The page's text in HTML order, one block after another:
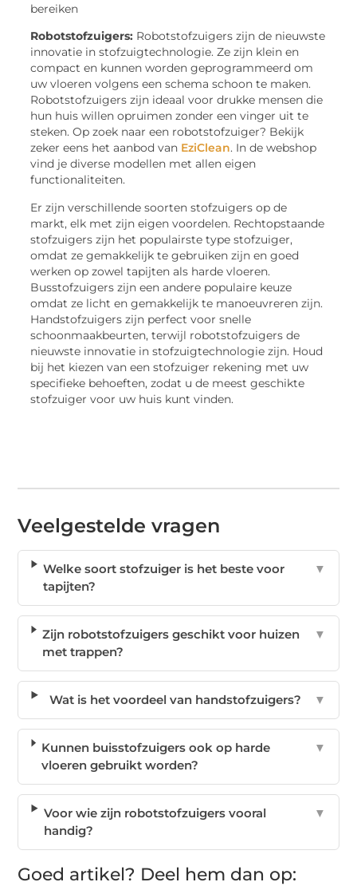
bereiken
Robotstofzuigers: Robotstofzuigers zijn de nieuwste
innovatie in stofzuigtechnologie. Ze zijn klein en
compact en kunnen worden geprogrammeerd om
uw vloeren volgens een schema schoon te maken.
Robotstofzuigers zijn ideaal voor drukke mensen die
hun huis willen opruimen zonder een vinger uit te
steken. Op zoek naar een robotstofzuiger? Bekijk
zeker eens het aanbod van EziClean. In de webshop
vind je diverse modellen met allen eigen
functionaliteiten.
Er zijn verschillende soorten stofzuigers op de
markt, elk met zijn eigen voordelen. Rechtopstaande
stofzuigers zijn het populairste type stofzuiger,
omdat ze gemakkelijk te gebruiken zijn en goed
werken op zowel tapijten als harde vloeren.
Busstofzuigers zijn een andere populaire keuze
omdat ze licht en gemakkelijk te manoeuvreren zijn.
Handstofzuigers zijn perfect voor snelle
schoonmaakbeurten, terwijl robotstofzuigers de
nieuwste innovatie in stofzuigtechnologie zijn. Houd
bij het kiezen van een stofzuiger rekening met uw
specifieke behoeften, zodat u de meest geschikte
stofzuiger voor uw huis kunt vinden.
Veelgestelde vragen
Welke soort stofzuiger is het beste voor
tapijten?
▼
Zijn robotstofzuigers geschikt voor huizen
met trappen?
▼
Wat is het voordeel van handstofzuigers? ▼
Kunnen buisstofzuigers ook op harde
vloeren gebruikt worden?
▼
Voor wie zijn robotstofzuigers vooral
handig?
▼
Goed artikel? Deel hem dan op: